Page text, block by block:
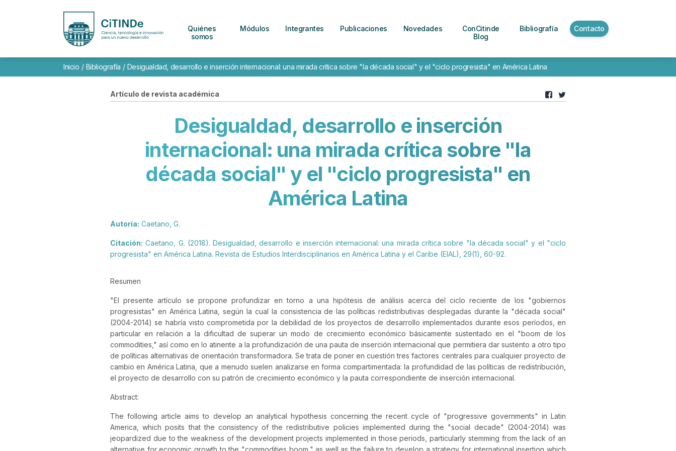
Quiénes
somos
Módulos Integrantes Publicaciones Novedades
ConCitinde
Blog
Bibliografía Contacto
Inicio / Bibliografía / Desigualdad, desarrollo e inserción internacional: una mirada crítica sobre "la década social" y el "ciclo progresista" en América Latina
Artículo de revista académica
Desigualdad, desarrollo e inserción
internacional: una mirada crítica sobre "la
década social" y el "ciclo progresista" en
América Latina
Autoría: Caetano, G.
Citación: Caetano, G. (2018). Desigualdad, desarrollo e inserción internacional: una mirada crítica sobre "la década social" y el "ciclo
progresista" en América Latina. Revista de Estudios Interdisciplinarios en América Latina y el Caribe (EIAL), 29(1), 60-92.
Resumen
"El presente artículo se propone profundizar en torno a una hipótesis de análisis acerca del ciclo reciente de los "gobiernos
progresistas" en América Latina, según la cual la consistencia de las políticas redistributivas desplegadas durante la "década social"
(2004-2014) se habría visto comprometida por la debilidad de los proyectos de desarrollo implementados durante esos períodos, en
particular en relación a la dificultad de superar un modo de crecimiento económico básicamente sustentado en el "boom de los
commodities," así como en lo atinente a la profundización de una pauta de inserción internacional que permitiera dar sustento a otro tipo
de políticas alternativas de orientación transformadora. Se trata de poner en cuestión tres factores centrales para cualquier proyecto de
cambio en América Latina, que a menudo suelen analizarse en forma compartimentada: la profundidad de las políticas de redistribución,
el proyecto de desarrollo con su patrón de crecimiento económico y la pauta correspondiente de inserción internacional.
Abstract:
The following article aims to develop an analytical hypothesis concerning the recent cycle of "progressive governments" in Latin
America, which posits that the consistency of the redistributive policies implemented during the "social decade" (2004-2014) was
jeopardized due to the weakness of the development projects implemented in those periods, particularly stemming from the lack of an
alternative for economic growth to the "commodities boom," as well as the failure to develop a strategy for international insertion which